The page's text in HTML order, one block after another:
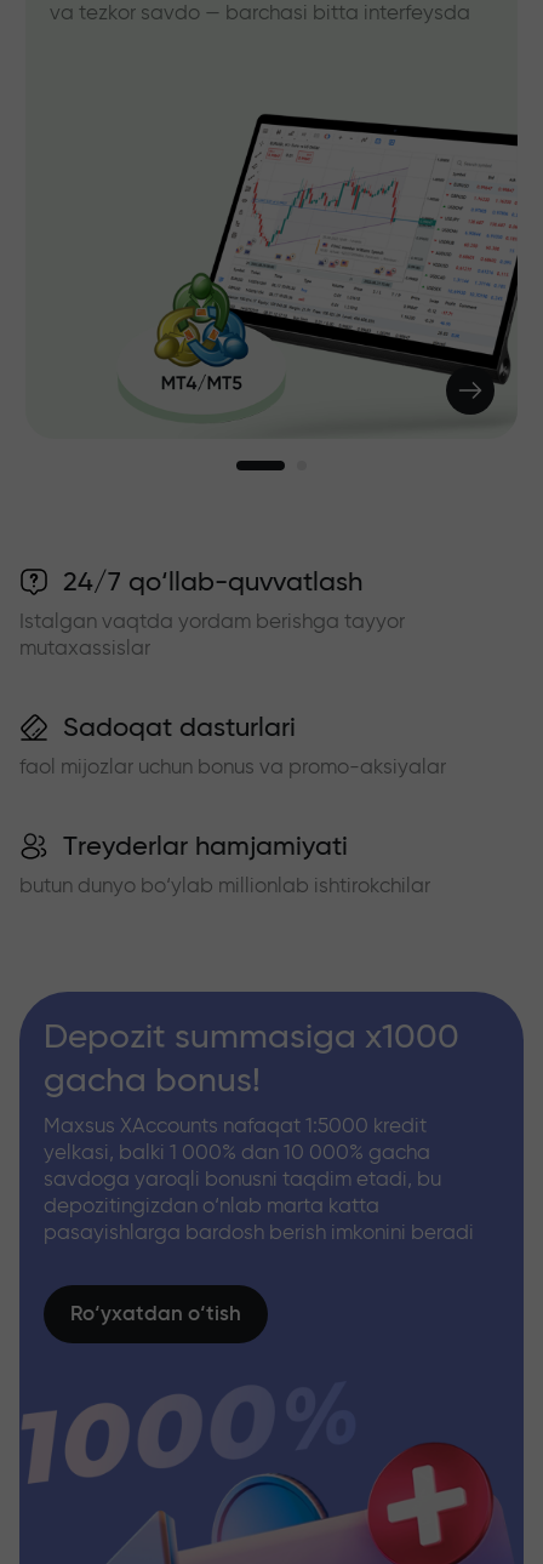
va tezkor savdo — barchasi bitta interfeysda
24/7 qo‘llab-quvvatlash
Istalgan vaqtda yordam berishga tayyor
mutaxassislar
Sadoqat dasturlari
faol mijozlar uchun bonus va promo-aksiyalar
Treyderlar hamjamiyati
butun dunyo bo‘ylab millionlab ishtirokchilar
Depozit summasiga x1000
gacha bonus!
Maxsus XAccounts nafaqat 1:5000 kredit
yelkasi, balki 1 000% dan 10 000% gacha
savdoga yaroqli bonusni taqdim etadi, bu
depozitingizdan o‘nlab marta katta
pasayishlarga bardosh berish imkonini beradi
Ro‘yxatdan o‘tish